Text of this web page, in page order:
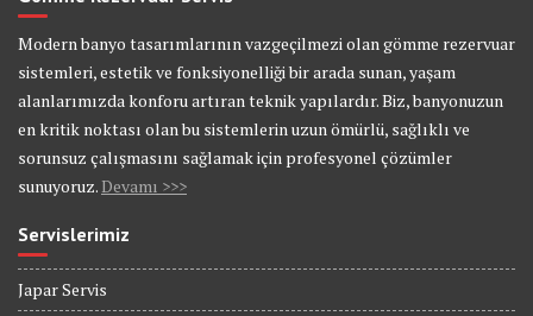
Modern banyo tasarımlarının vazgeçilmezi olan gömme rezervuar
sistemleri, estetik ve fonksiyonelliği bir arada sunan, yaşam
alanlarımızda konforu artıran teknik yapılardır. Biz, banyonuzun
en kritik noktası olan bu sistemlerin uzun ömürlü, sağlıklı ve
sorunsuz çalışmasını sağlamak için profesyonel çözümler
sunuyoruz.Devamı >>>
Servislerimiz
Japar Servis